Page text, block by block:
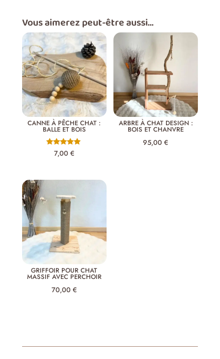
Vous aimerez peut-être aussi…
CANNE À PÊCHE CHAT :
BALLE ET BOIS
Note
5.00
7,00 €
ARBRE À CHAT DESIGN :
BOIS ET CHANVRE
95,00€
GRIFFOIR POUR CHAT
MASSIF AVEC PERCHOIR
70,00 €